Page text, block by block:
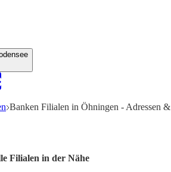
Banken Filialen in Öhningen - Adressen &
Filialen in der Nähe